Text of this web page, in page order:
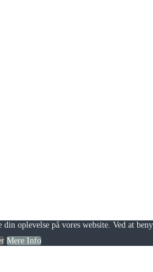
oplevelse på vores website. Ved at
Mere Info